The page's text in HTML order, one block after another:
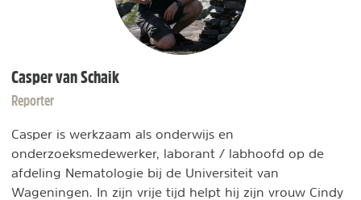
Casper van Schaik
Reporter
Casper is werkzaam als onderwijs en
onderzoeksmedewerker, laborant / labhoofd op de
afdeling Nematologie bij de Universiteit van
Wageningen. In zijn vrije tijd helpt hij zijn vrouw Cindy